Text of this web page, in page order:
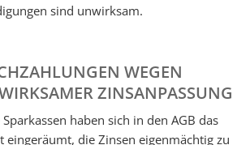
sind unwirksam.
WEGEN
ZINSANPASSUNG
Sparkassen haben sich in den AGB das
eingeräumt, die Zinsen eigenmächtig zu